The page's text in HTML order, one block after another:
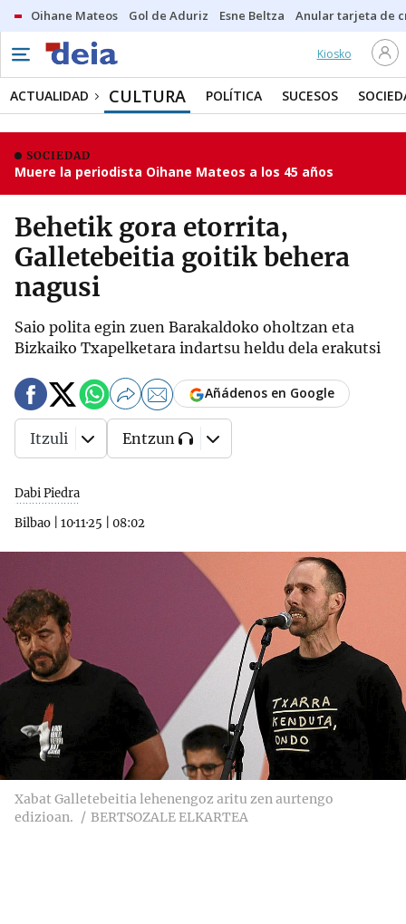
Oihane Mateos Gol de Aduriz Esne Beltza Anular tarjeta de
Kiosko
ACTUALIDAD CULTURA POLÍTICA SUCESOS
SOCIEDAD
Muere la periodista Oihane Mateos a los 45 años
Behetik gora etorrita,
Galletebeitia goitik behera
nagusi
Saio polita egin zuen Barakaldoko oholtzan eta
Bizkaiko Txapelketara indartsu heldu dela erakutsi
Dabi Piedra
Bilbao
10·11·25 08:02
Añádenos en Google
Itzuli Entzun
Xabat Galletebeitia lehenengoz aritu zen aurtengo
edizioan.
BERTSOZALE ELKARTEA